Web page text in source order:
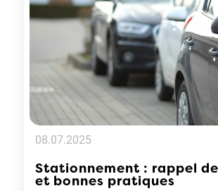
08.07.2025
Stationnement : rappel
et bonnes pratiques